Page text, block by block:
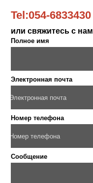
Tel:054-6833430
или свяжитесь с
Полное имя
Электронная почта
Номер телефона
Сообщение